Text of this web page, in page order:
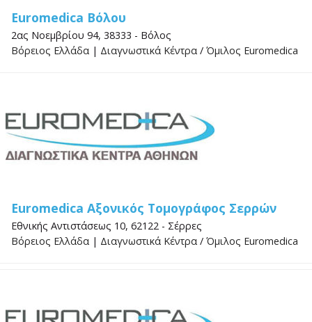
Euromedica Βόλου
2ας Νοεμβρίου 94, 38333 - Βόλος
Βόρειος Ελλάδα | Διαγνωστικά Κέντρα / Όμιλος Euromedica
Euromedica Αξονικός Τομογράφος Σερρών
Εθνικής Αντιστάσεως 10, 62122 - Σέρρες
Βόρειος Ελλάδα | Διαγνωστικά Κέντρα / Όμιλος Euromedica